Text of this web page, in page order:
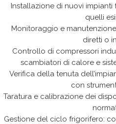
Installazione di nuovi
quelli
Monitoraggio e
diretti o
Controllo di compressori
scambiatori di calore e
Verifica della tenuta
con
Taratura e calibrazione dei
Gestione del ciclo frigorifero: